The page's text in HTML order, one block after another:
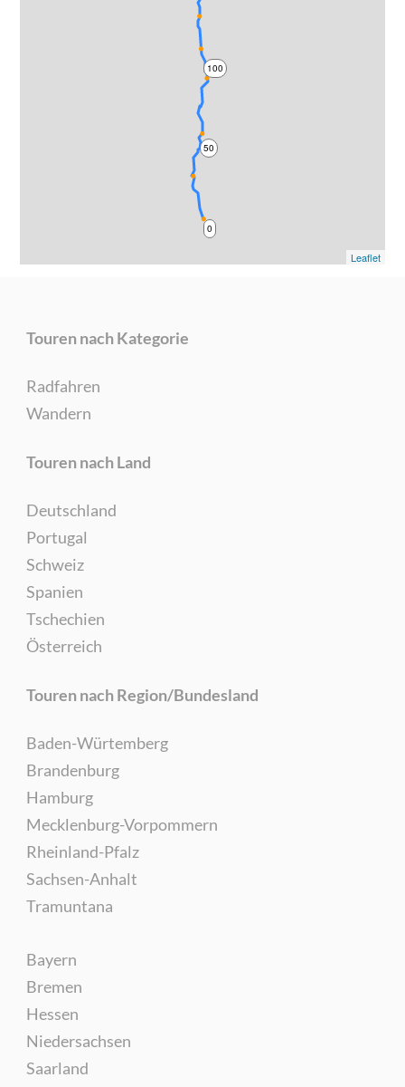
0
50
100
Leaflet
Touren nach Kategorie
Radfahren
Wandern
Touren nach Land
Deutschland
Portugal
Schweiz
Spanien
Tschechien
Österreich
Touren nach Region/Bundesland
Baden-Würtemberg
Brandenburg
Hamburg
Mecklenburg-Vorpommern
Rheinland-Pfalz
Sachsen-Anhalt
Tramuntana
Bayern
Bremen
Hessen
Niedersachsen
Saarland